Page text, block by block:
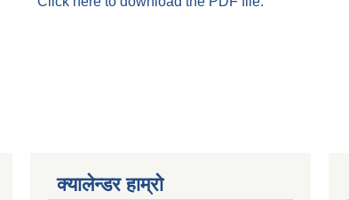
क्यालेन्डर हाम्रो